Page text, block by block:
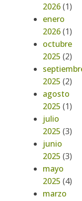
2026(1)
enero
2026(1)
octubre
2025 (2)
2025 (2)
agosto
2025 (1)
julio
2025 (3)
junio
2025 (3)
mayo
2025 (4)
marzo